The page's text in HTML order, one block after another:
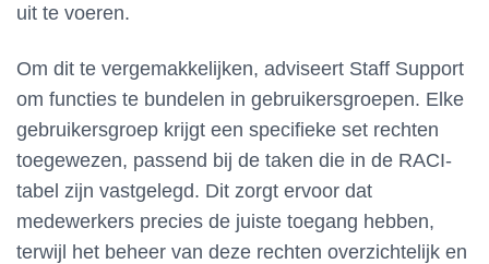
uit te voeren.
Om dit te vergemakkelijken, adviseert Staff Support
om functies te bundelen in gebruikersgroepen. Elke
gebruikersgroep krijgt een specifieke set rechten
toegewezen, passend bij de taken die in de RACI-
tabel zijn vastgelegd. Dit zorgt ervoor dat
medewerkers precies de juiste toegang hebben,
terwijl het beheer van deze rechten overzichtelijk en